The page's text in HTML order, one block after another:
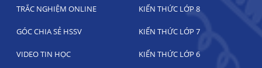
TRẮC NGHIỆM ONLINE KIẾN THỨC LỚP 8
GÓC CHIA SẺ HSSV KIẾN THỨC LỚP 7
VIDEO TIN HỌC KIẾN THỨC LỚP 6